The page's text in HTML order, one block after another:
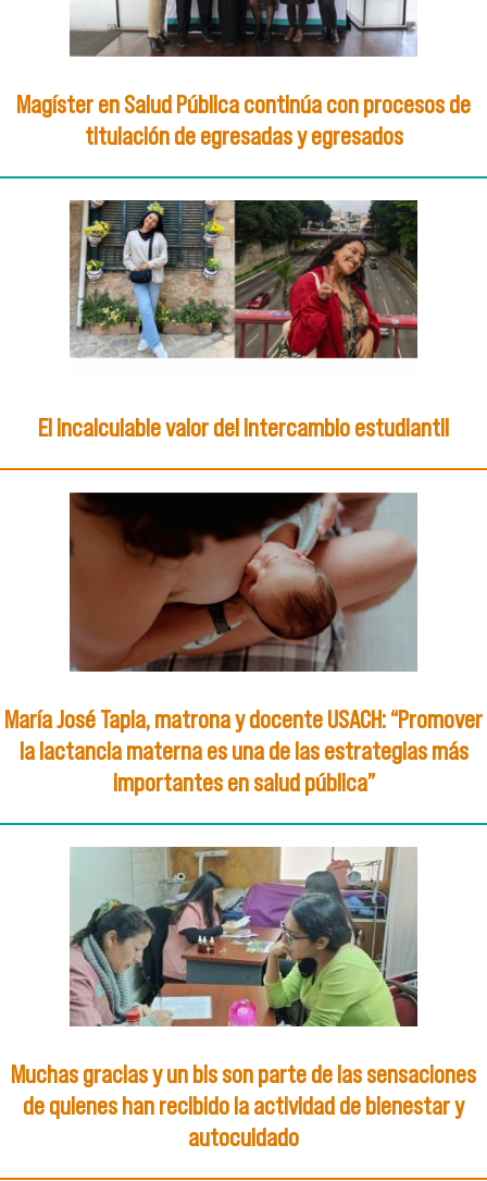
Magíster en Salud Pública continúa con procesos de
titulación de egresadas y egresados
El incalculable valor del intercambio estudiantil
María José Tapia, matrona y docente USACH: “Promover
la lactancia materna es una de las estrategias más
importantes en salud pública”
Muchas gracias y un bis son parte de las sensaciones
de quienes han recibido la actividad de bienestar y
autocuidado